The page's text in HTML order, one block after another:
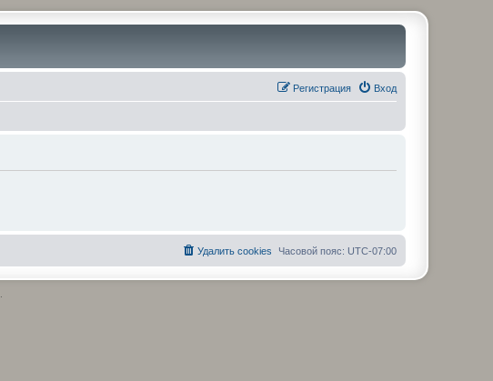
Вход
Регистрация
Часовой пояс: UTC-07:00
Удалить cookies